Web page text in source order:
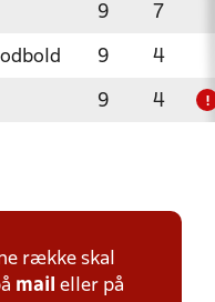
9 7
9 4
9 4 !
række skal
mail eller på